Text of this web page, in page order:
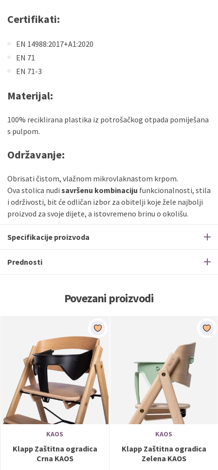
Certifikati:
EN 14988:2017+A1:2020
EN 71
EN 71-3
Materijal:
100% reciklirana plastika iz potrošačkog otpada pomiješana
s pulpom.
Održavanje:
Obrisati čistom, vlažnom mikrovlaknastom krpom.
Ova stolica nudi savršenu kombinaciju funkcionalnosti, stila
i održivosti, bit će odličan izbor za obitelji koje žele najbolji
proizvod za svoje dijete, a istovremeno brinu o okolišu.
Specifikacije proizvoda
Prednosti
Povezani proizvodi
KAOS
Klapp Zaštitna ogradica
Crna KAOS
KAOS
Klapp Zaštitna ogradica
Zelena KAOS